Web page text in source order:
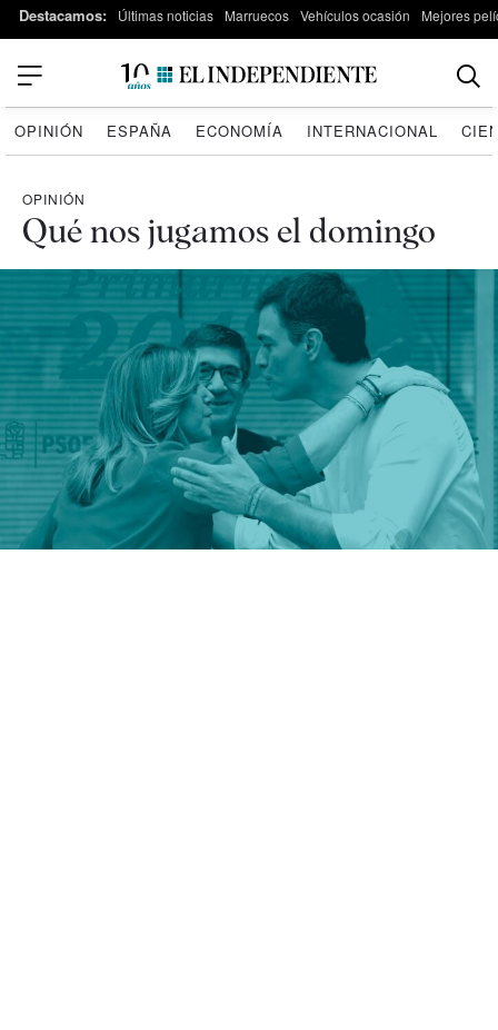
Destacamos: Últimas noticias Marruecos Vehículos ocasión Mejores
OPINIÓN ESPAÑA ECONOMÍA INTERNACIONAL
OPINIÓN
Qué nos jugamos el domingo